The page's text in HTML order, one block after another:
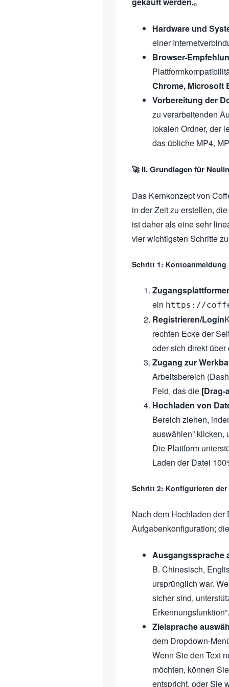
Hardware und
einer
Browser-
Chrome, Microsoft
Vorbereitung der
zu verarbeitenden
lokalen Ordner, der
das übliche MP4,
🚀 II. Grundlagen für
Das Kernkonzept von
in der Zeit zu erstellen,
ist daher als eine sehr
vier wichtigsten Schritte
Schritt 1: Kontoanmeldung
ein https://
Registrieren/Login
rechten Ecke der
oder sich direkt
Zugang zur
Arbeitsbereich
Feld, das die [Drag-
Hochladen von
Bereich ziehen,
auswählen” klicken,
Die Plattform
Laden der Datei
Schritt 2: Konfigurieren
Nach dem Hochladen der
Aufgabenkonfiguration;
Ausgangssprache
B. Chinesisch,
ursprünglich war.
sicher sind,
Erkennungsfunktion”.
Zielsprache
dem Dropdown-
Wenn Sie den Text
möchten, können
entspricht, oder Sie